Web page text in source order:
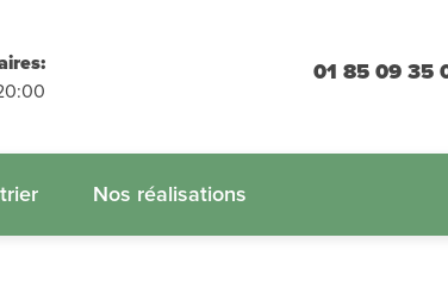
01 85 09 35
Nos réalisations